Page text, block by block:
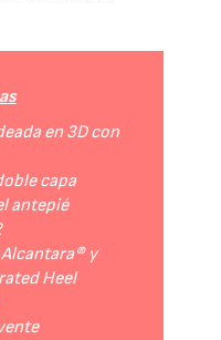
en 3D con
capa
antepié
y
Heel